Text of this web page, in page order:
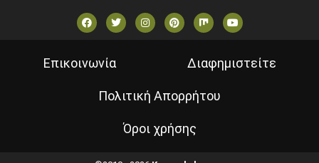
Επικοινωνία Διαφημιστείτε
Πολιτική Απορρήτου
Όροι χρήσης